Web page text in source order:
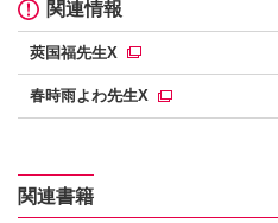
関連情報
莢国福先生X
春時雨よわ先生X
関連書籍